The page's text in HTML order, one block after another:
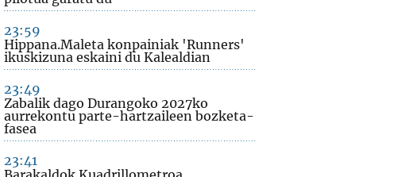
23:59
Hippana.Maleta konpainiak 'Runners'
ikuskizuna eskaini du Kalealdian
23:49
Zabalik dago Durangoko 2027ko
aurrekontu parte-hartzaileen bozketa-
fasea
23:41